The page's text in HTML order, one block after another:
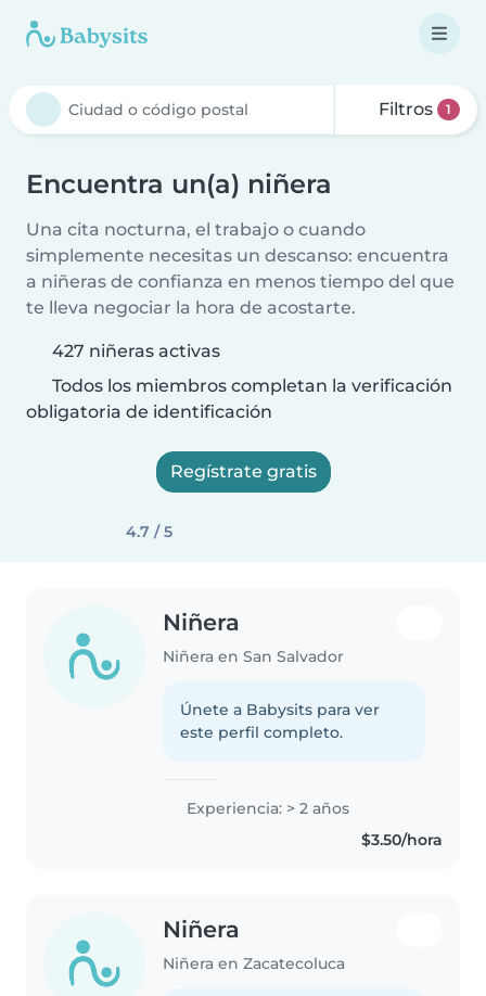
Filtros 1
Encuentra un(a) niñera
Una cita nocturna, el trabajo o cuando
simplemente necesitas un descanso: encuentra
a niñeras de confianza en menos tiempo del que
te lleva negociar la hora de acostarte.
427 niñeras activas
Todos los miembros completan la verificación
obligatoria de identificación
Regístrate gratis
4.7 / 5
Niñera
Niñera en San Salvador
Únete a Babysits para ver
este perfil completo.
Experiencia: > 2 años
$3.50/hora
Niñera
Niñera en Zacatecoluca